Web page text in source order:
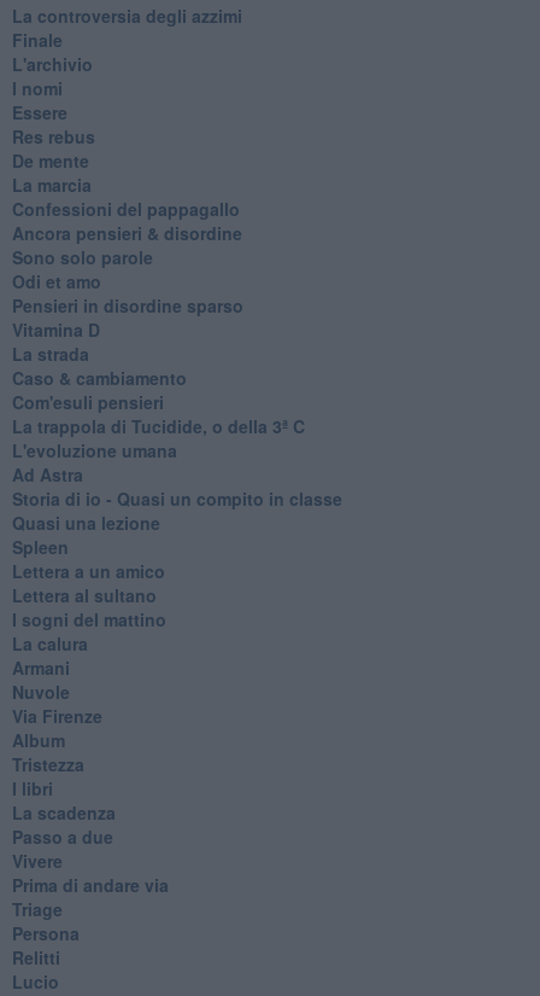
La controversia degli azzimi
Finale
L'archivio
I nomi
Essere
Res rebus
De mente
La marcia
Confessioni del pappagallo
Ancora pensieri & disordine
Sono solo parole
Odi et amo
Pensieri in disordine sparso
Vitamina D
La strada
Caso & cambiamento
Com'esuli pensieri
La trappola di Tucidide, o della 3ª C
L'evoluzione umana
Ad Astra
Storia di io - Quasi un compito in classe
Quasi una lezione
Spleen
Lettera a un amico
Lettera al sultano
I sogni del mattino
La calura
Armani
Nuvole
Via Firenze
Album
Tristezza
I libri
La scadenza
Passo a due
Vivere
Prima di andare via
Triage
Persona
Relitti
Lucio